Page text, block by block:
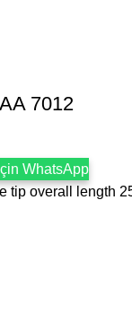
7012
WhatsApp
tip overall length